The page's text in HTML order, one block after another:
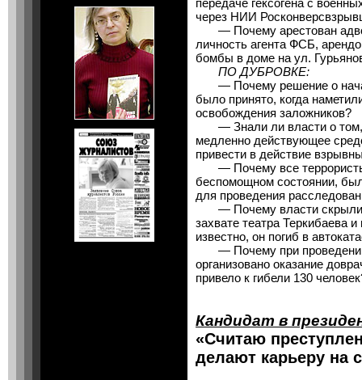
передаче гексогена с
через НИИ
— Почему арестован
личность агента ФСБ,
бомбы в доме на ул.
ПО ДУБРОВКЕ:
— Почему решение о
было принято, когда
освобождения заложников?
— Знали ли власти о том,
медленно действующее
привести в действие
— Почему все
беспомощном состоянии,
для проведения
— Почему власти скрыли
захвате театра Теркибаева
известно, он погиб в
— Почему при
организовано оказание
привело к гибели 130
Кандидат в
«Считаю
делают карьеру на